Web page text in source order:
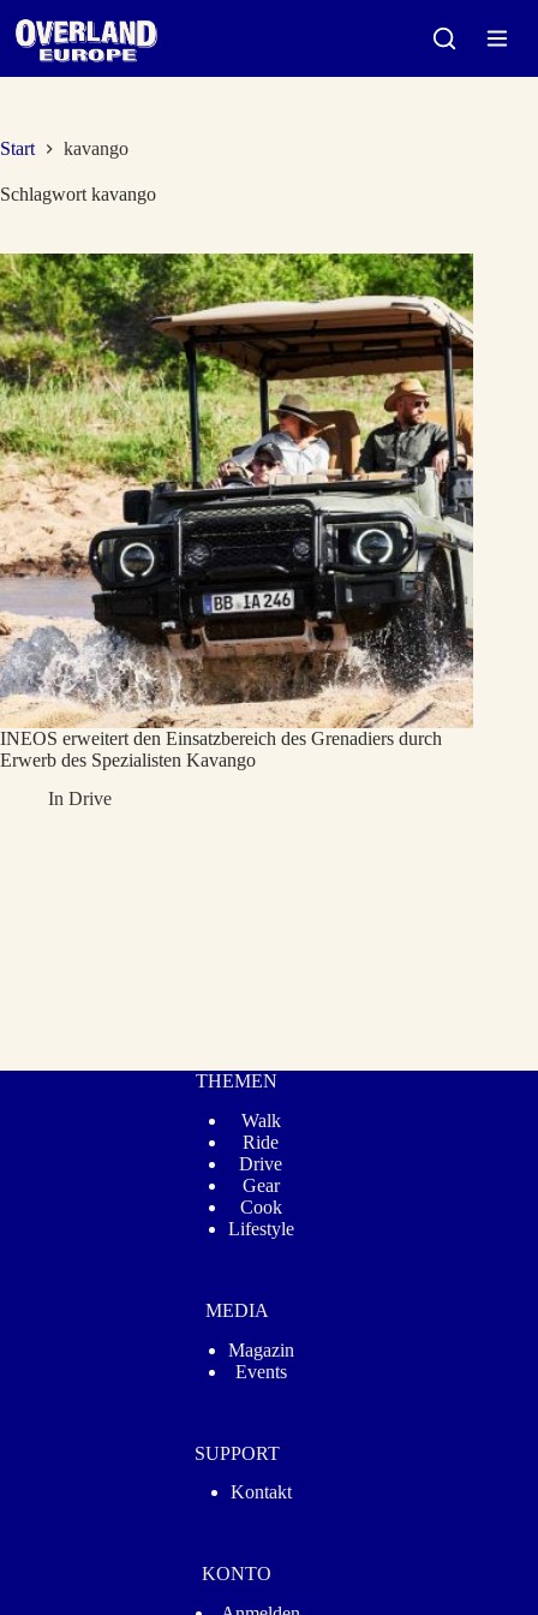
Start
kavango
Schlagwort kavango
INEOS erweitert den Einsatzbereich des Grenadiers durch
Erwerb des Spezialisten Kavango
In Drive
THEMEN
Walk
Ride
Drive
Gear
Cook
Lifestyle
MEDIA
Magazin
Events
SUPPORT
Kontakt
KONTO